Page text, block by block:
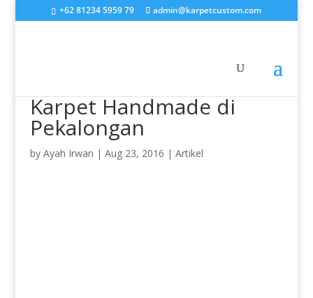
+62 81234 5959 79 admin@karpetcustom.com
Karpet Handmade di
Pekalongan
by Ayah Irwan | Aug 23, 2016 | Artikel